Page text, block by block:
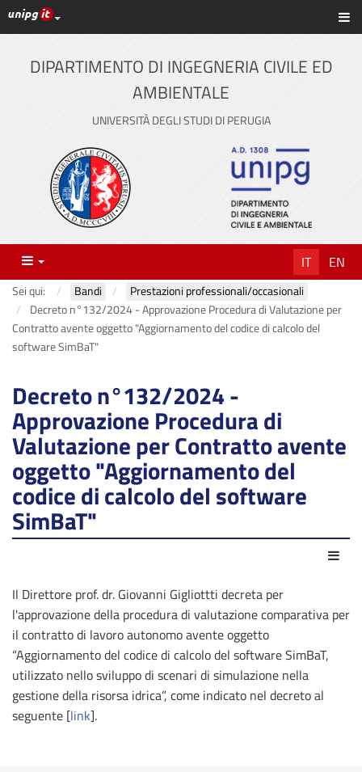
Vai
al
contenuto
principale
Link ai principali servizi web di Ateneo
DIPARTIMENTO DI INGEGNERIA CIVILE ED
AMBIENTALE
UNIVERSITÀ DEGLI STUDI DI PERUGIA
Menu IT EN
Sei qui: Bandi
Prestazioni professionali/occasionali
Decreto n°132/2024 - Approvazione Procedura di Valutazione per
Contratto avente oggetto "Aggiornamento del codice di calcolo del
software SimBaT"
Decreto n°132/2024 -
Approvazione Procedura di
Valutazione per Contratto avente
oggetto "Aggiornamento del
codice di calcolo del software
SimBaT"
Il Direttore prof. dr. Giovanni Gigliottti decreta per
l'approvazione della procedura di valutazione comparativa per
il contratto di lavoro autonomo avente oggetto
“Aggiornamento del codice di calcolo del software SimBaT,
utilizzato nello sviluppo di scenari di simulazione nella
gestione della risorsa idrica”, come indicato nel decreto al
seguente [link].